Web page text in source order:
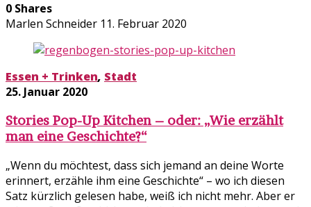
0 Shares
Marlen Schneider 11. Februar 2020
Essen + Trinken, Stadt
25. Januar 2020
Stories Pop-Up Kitchen – oder: „Wie erzählt
man eine Geschichte?“
„Wenn du möchtest, dass sich jemand an deine Worte
erinnert, erzähle ihm eine Geschichte“ – wo ich diesen
Satz kürzlich gelesen habe, weiß ich nicht mehr. Aber er